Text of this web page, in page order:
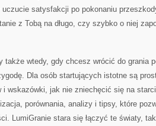
satysfakcji po pokonaniu
z Tobą na długo, czy szybko o niej
także wtedy, gdy chcesz wrócić do grania
Dla osób startujących istotne są
i wskazówki, jak nie zniechęcić się na
porównania, analizy i tipsy, które
LumiGranie stara się łączyć te światy,